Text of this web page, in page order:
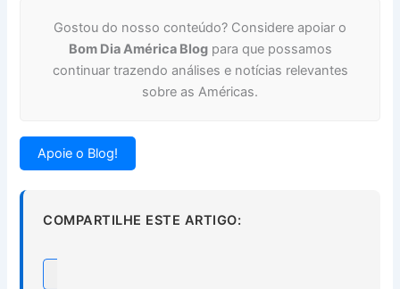
Gostou do nosso conteúdo? Considere apoiar o
Bom Dia América Blogpara que possamos
continuar trazendo análises e notícias relevantes
sobre as Américas.
Apoie o Blog!
COMPARTILHE ESTE ARTIGO: